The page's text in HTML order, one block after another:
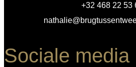
+32 468 22 53
Sociale media